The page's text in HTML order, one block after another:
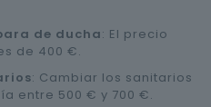
de ducha: El precio
de 400 €.
: Cambiar los sanitarios
entre 500 € y 700 €.